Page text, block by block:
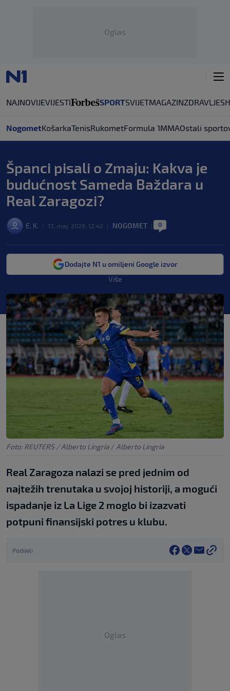
Oglas
NAJNOVIJEVIJESTI SPORTSVIJETMAGAZINZDRAVLJE
NogometKošarkaTenisRukometFormula 1MMAOstali
Španci pisali o Zmaju: Kakva je
budućnost Sameda Baždara u
Real Zaragozi?
E. K. 13. maj. 2026. 12:42 NOGOMET 0
Dodajte N1 u omiljeni Google izvor
Više
Foto: REUTERS / Alberto Lingria / Alberto Lingria
Real Zaragoza nalazi se pred jednim od
najtežih trenutaka u svojoj historiji, a mogući
ispadanje iz La Lige 2 moglo bi izazvati
potpuni finansijski potres u klubu.
Podijeli
Oglas